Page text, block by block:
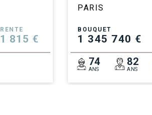
RENTE
1 815 €
PARIS
BOUQUET
1 345 740 €
74
ANS
82
ANS